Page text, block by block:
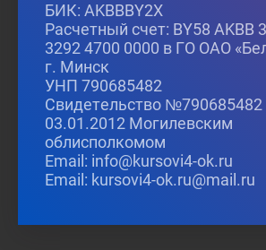
БИК: AKBBBY2X
Расчетный счет: BY58 AKBB
3292 4700 0000 в ГО ОАО
г. Минск
УНП 790685482
Свидетельство
03.01.2012 Могилевским
облисполкомом
Email: info@kursovi4-ok.ru
Email: kursovi4-ok.ru@mail.ru